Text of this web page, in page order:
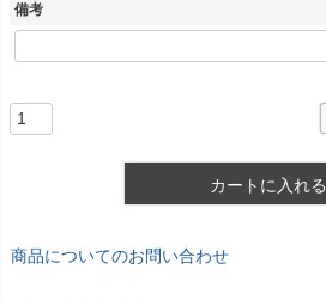
備考
カートに入れる
商品についてのお問い合わせ